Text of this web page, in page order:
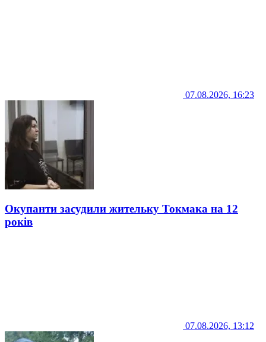
07.08.2026, 16:23
Окупанти засудили жительку Токмака на 12
років
07.08.2026, 13:12